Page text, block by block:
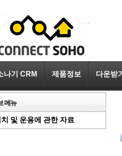
나기 CRM 제품정보 다운받기
메뉴
및 운용에 관한 자료